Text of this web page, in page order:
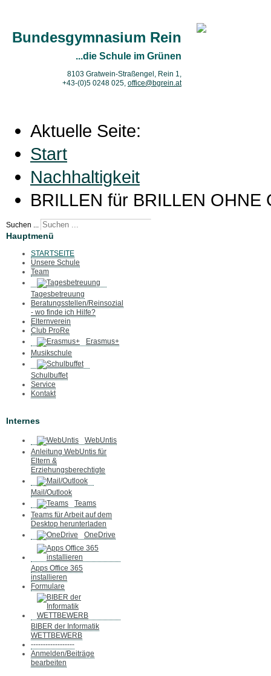
Bundesgymnasium Rein
...die Schule im Grünen
8103 Gratwein-Straßengel, Rein 1,
+43-(0)5 0248 025, office@bgrein.at
Aktuelle Seite:
Start
Nachhaltigkeit
BRILLEN für BRILLEN OHNE
Suchen ...
Hauptmenü
STARTSEITE
Unsere Schule
Team
Tagesbetreuung
Beratungsstellen/Reinsozial
- wo finde ich Hilfe?
Elternverein
Club ProRe
Erasmus+
Musikschule
Schulbuffet
Service
Kontakt
Internes
WebUntis
Anleitung WebUntis für
Eltern &
Erziehungsberechtigte
Mail/Outlook
Teams
Teams für Arbeit auf dem
Desktop herunterladen
OneDrive
Apps Office 365
installieren
Formulare
BIBER der Informatik
WETTBEWERB
------------------
Anmelden/Beiträge
bearbeiten